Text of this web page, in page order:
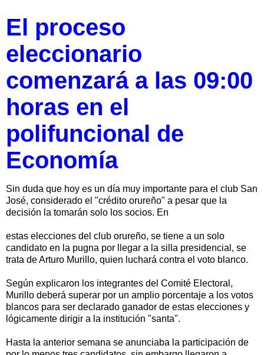
El proceso
eleccionario
comenzará a las 09:00
horas en el
polifuncional de
Economía
Sin duda que hoy es un día muy importante para el club San
José, considerado el "crédito orureño" a pesar que la
decisión la tomarán solo los socios. En
estas elecciones del club orureño, se tiene a un solo
candidato en la pugna por llegar a la silla presidencial, se
trata de Arturo Murillo, quien luchará contra el voto blanco.
Según explicaron los integrantes del Comité Electoral,
Murillo deberá superar por un amplio porcentaje a los votos
blancos para ser declarado ganador de estas elecciones y
lógicamente dirigir a la institución "santa".
Hasta la anterior semana se anunciaba la participación de